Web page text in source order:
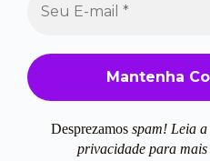
Desprezamosspam! Leia
privacidade para